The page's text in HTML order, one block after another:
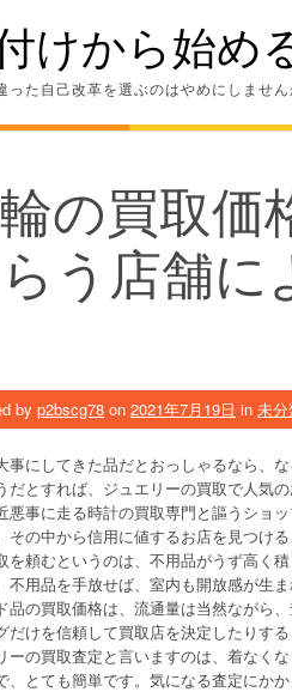
けから始め
った自己改革を選ぶのはやめにしません
の買取価
う店舗
by p2bscg78 on 2021年7月19日 in 未
事にしてきた品だとおっしゃるなら、
だとすれば、ジュエリーの買取で人気
悪事に走る時計の買取専門と謳うショ
その中から信用に値するお店を見つける
を頼むというのは、不用品がうず高く
不用品を手放せば、室内も開放感が生
品の買取価格は、流通量は当然ながら
だけを信頼して買取店を決定したりす
ーの買取査定と言いますのは、着なく
、とても簡単です。気になる査定にか